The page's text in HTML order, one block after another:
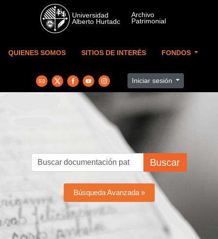
Skip to main content
QUIENES SOMOS SITIOS DE INTERÉS FONDOS
Iniciar sesión
Buscar
Búsqueda Avanzada »